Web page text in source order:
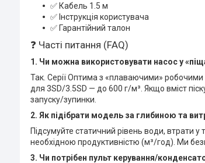
✅ Кабель 1.5 м
✅ Інструкція користувача
✅ Гарантійний талон
❓ Часті питання (FAQ)
1. Чи можна використовувати насос у
Так. Серії Оптима з «плаваючими»
для 3SD/3.5SD — до 600 г/м³. Якщо вміст
запуску/зупинки.
2. Як підібрати модель за глибиною та
Підсумуйте статичний рівень води, втрати у
необхідною продуктивністю (м³/год). Ми
3. Чи потрібен пульт керування/